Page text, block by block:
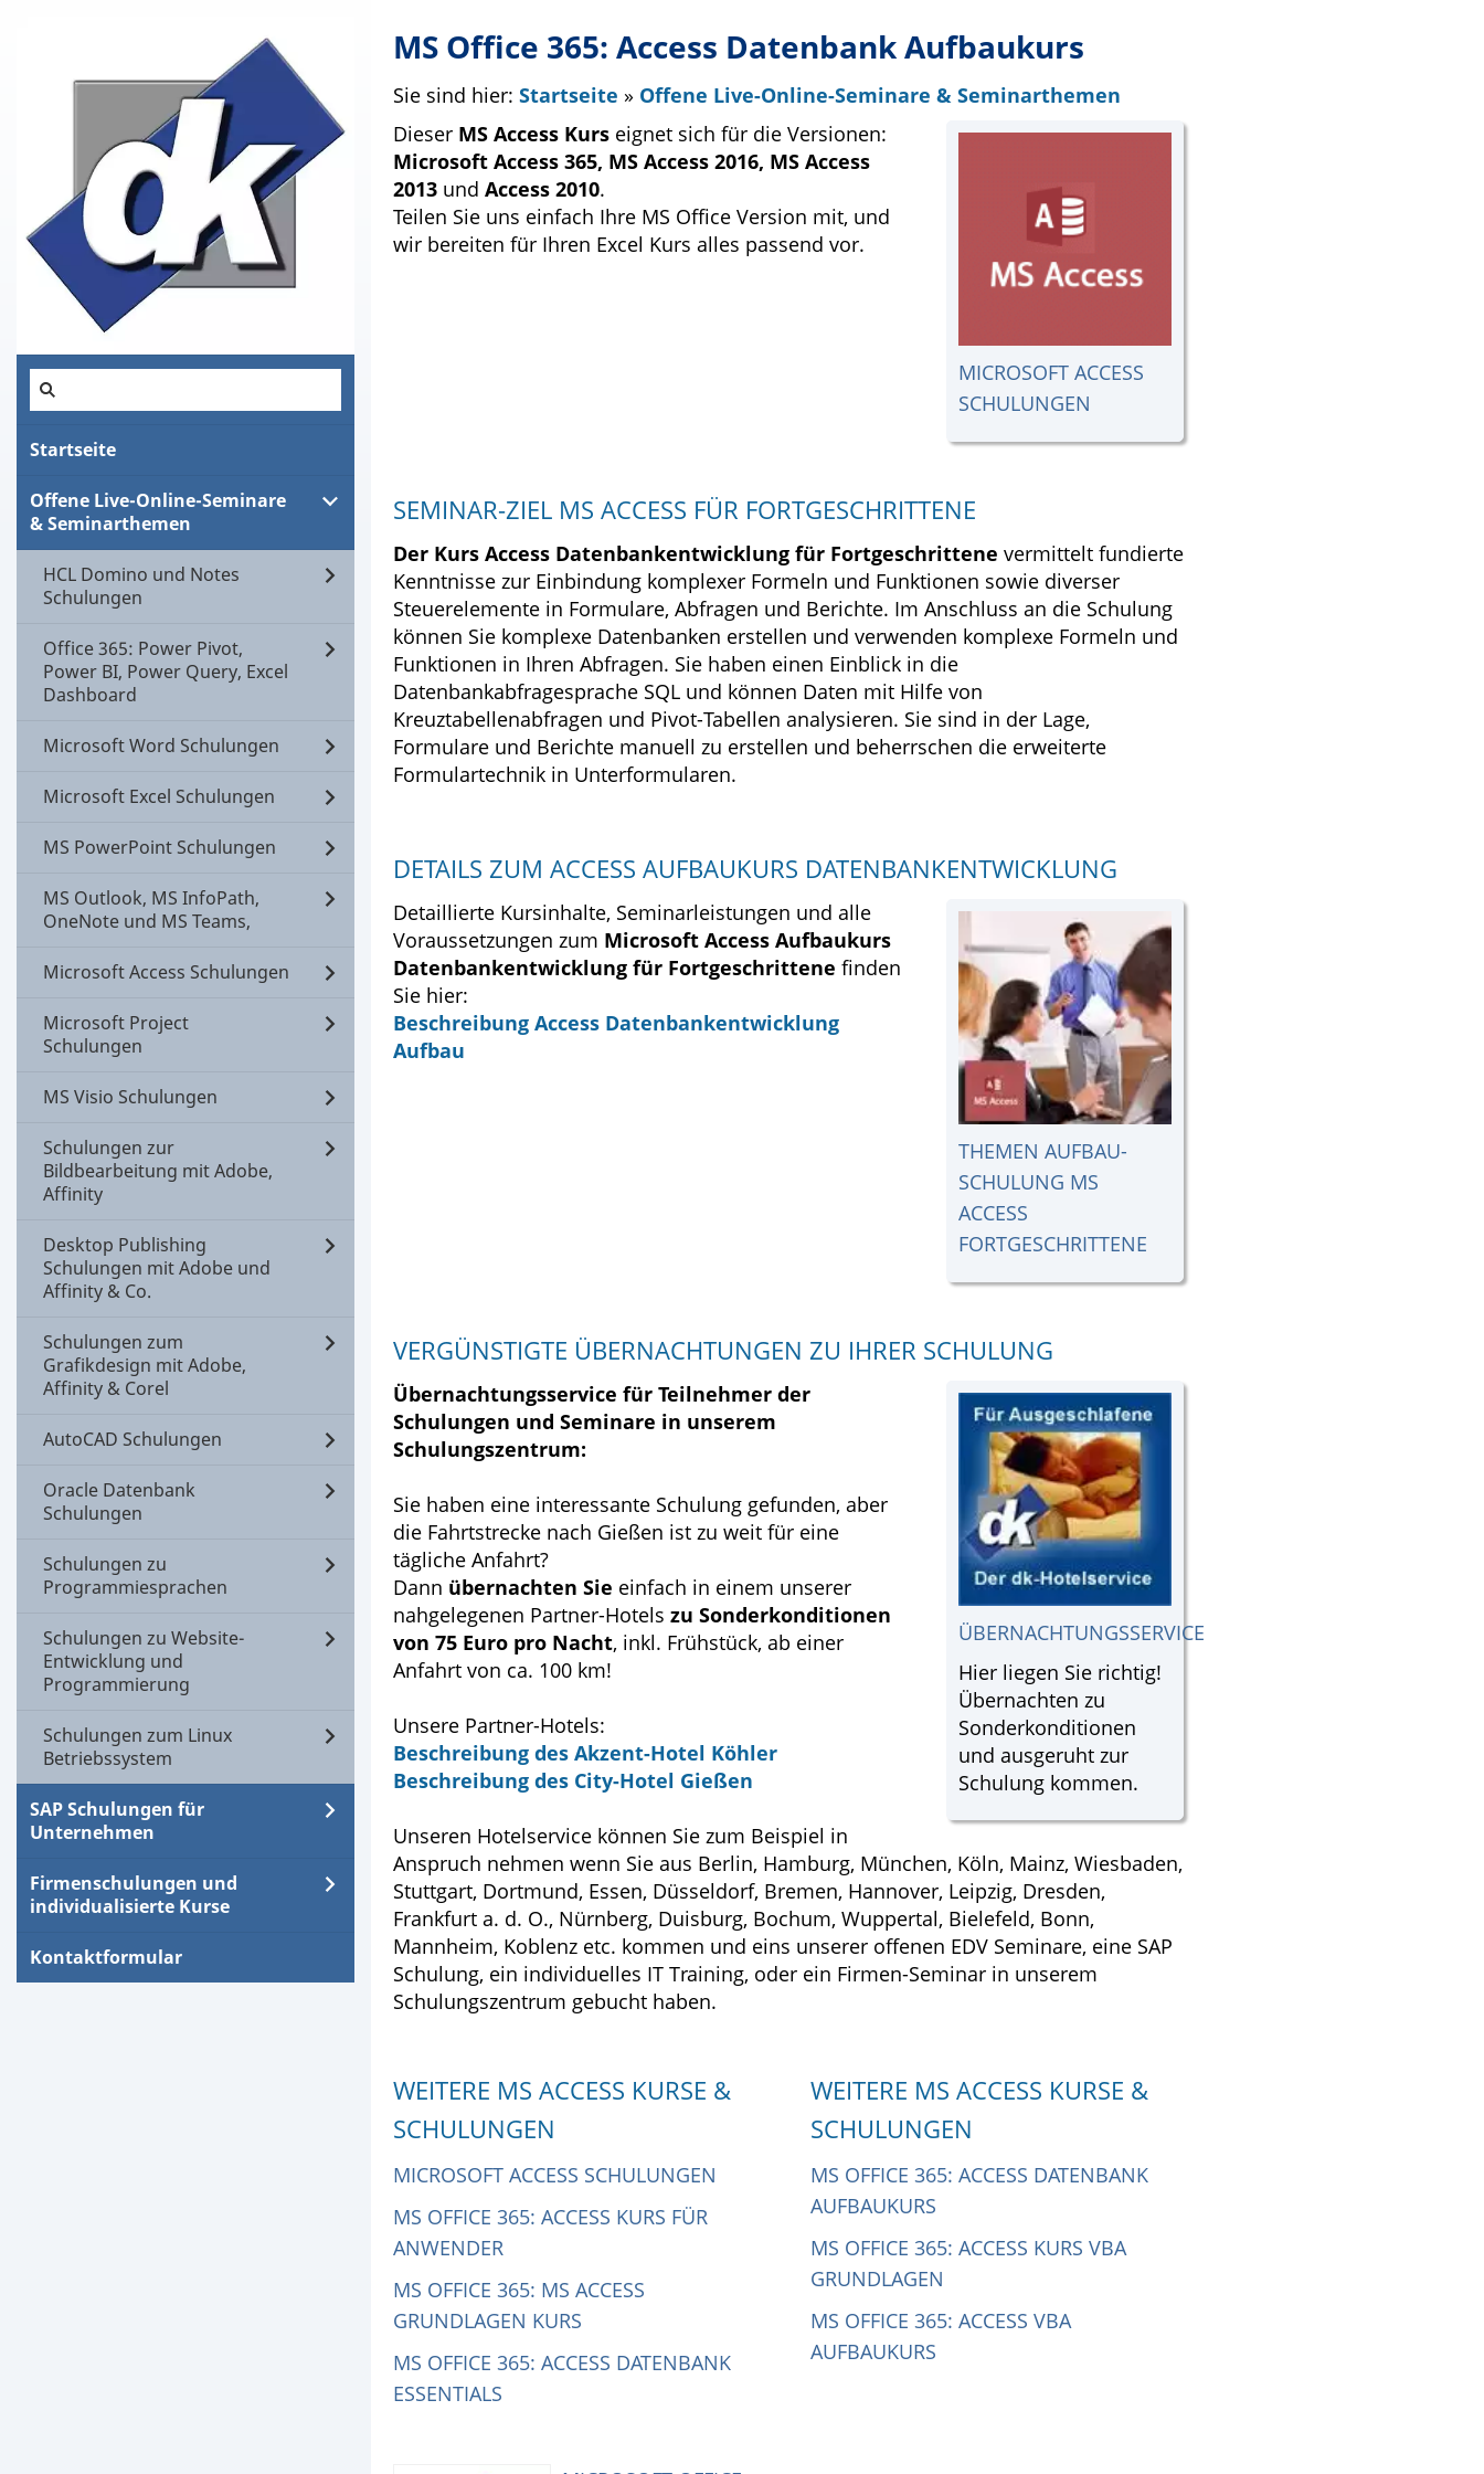
Startseite
Offene Live-Online-Seminare
& Seminarthemen
HCL Domino und Notes
Schulungen
Office 365: Power Pivot,
Power BI, Power Query, Excel
Dashboard
Microsoft Word Schulungen
Microsoft Excel Schulungen
MS PowerPoint Schulungen
MS Outlook, MS InfoPath,
OneNote und MS Teams,
Microsoft Access Schulungen
Microsoft Project
Schulungen
MS Visio Schulungen
Schulungen zur
Bildbearbeitung mit Adobe,
Affinity
Desktop Publishing
Schulungen mit Adobe und
Affinity & Co.
Schulungen zum
Grafikdesign mit Adobe,
Affinity & Corel
AutoCAD Schulungen
Oracle Datenbank
Schulungen
Schulungen zu
Programmiesprachen
Schulungen zu Website-
Entwicklung und
Programmierung
Schulungen zum Linux
Betriebssystem
SAP Schulungen für
Unternehmen
Firmenschulungen und
individualisierte Kurse
Kontaktformular
MS Office 365: Access Datenbank Aufbaukurs
Sie sind hier: Startseite » Offene Live-Online-Seminare & Seminarthemen
MICROSOFT ACCESS
SCHULUNGEN
Dieser MS Access Kurs eignet sich für die Versionen:
Microsoft Access 365, MS Access 2016, MS Access
2013 und Access 2010.
Teilen Sie uns einfach Ihre MS Office Version mit, und
wir bereiten für Ihren Excel Kurs alles passend vor.
SEMINAR-ZIEL MS ACCESS FÜR FORTGESCHRITTENE
Der Kurs Access Datenbankentwicklung für Fortgeschrittene vermittelt fundierte
Kenntnisse zur Einbindung komplexer Formeln und Funktionen sowie diverser
Steuerelemente in Formulare, Abfragen und Berichte. Im Anschluss an die Schulung
können Sie komplexe Datenbanken erstellen und verwenden komplexe Formeln und
Funktionen in Ihren Abfragen. Sie haben einen Einblick in die
Datenbankabfragesprache SQL und können Daten mit Hilfe von
Kreuztabellenabfragen und Pivot-Tabellen analysieren. Sie sind in der Lage,
Formulare und Berichte manuell zu erstellen und beherrschen die erweiterte
Formulartechnik in Unterformularen.
DETAILS ZUM ACCESS AUFBAUKURS DATENBANKENTWICKLUNG
THEMEN AUFBAU-
SCHULUNG MS
ACCESS
FORTGESCHRITTENE
Detaillierte Kursinhalte, Seminarleistungen und alle
Voraussetzungen zum Microsoft Access Aufbaukurs
Datenbankentwicklung für Fortgeschrittene finden
Sie hier:
Beschreibung Access Datenbankentwicklung
Aufbau
VERGÜNSTIGTE ÜBERNACHTUNGEN ZU IHRER SCHULUNG
ÜBERNACHTUNGSSERVICE
Hier liegen Sie richtig!
Übernachten zu
Sonderkonditionen
und ausgeruht zur
Schulung kommen.
Übernachtungsservice für Teilnehmer der
Schulungen und Seminare in unserem
Schulungszentrum:
Sie haben eine interessante Schulung gefunden, aber
die Fahrtstrecke nach Gießen ist zu weit für eine
tägliche Anfahrt?
Dann übernachten Sie einfach in einem unserer
nahgelegenen Partner-Hotels zu Sonderkonditionen
von 75 Euro pro Nacht, inkl. Frühstück, ab einer
Anfahrt von ca. 100 km!
Unsere Partner-Hotels:
Beschreibung des Akzent-Hotel Köhler
Beschreibung des City-Hotel Gießen
Unseren Hotelservice können Sie zum Beispiel in
Anspruch nehmen wenn Sie aus Berlin, Hamburg, München, Köln, Mainz, Wiesbaden,
Stuttgart, Dortmund, Essen, Düsseldorf, Bremen, Hannover, Leipzig, Dresden,
Frankfurt a. d. O., Nürnberg, Duisburg, Bochum, Wuppertal, Bielefeld, Bonn,
Mannheim, Koblenz etc. kommen und eins unserer offenen EDV Seminare, eine SAP
Schulung, ein individuelles IT Training, oder ein Firmen-Seminar in unserem
Schulungszentrum gebucht haben.
WEITERE MS ACCESS KURSE &
SCHULUNGEN
MICROSOFT ACCESS SCHULUNGEN
MS OFFICE 365: ACCESS KURS FÜR
ANWENDER
MS OFFICE 365: MS ACCESS
GRUNDLAGEN KURS
MS OFFICE 365: ACCESS DATENBANK
ESSENTIALS
WEITERE MS ACCESS KURSE &
SCHULUNGEN
MS OFFICE 365: ACCESS DATENBANK
AUFBAUKURS
MS OFFICE 365: ACCESS KURS VBA
GRUNDLAGEN
MS OFFICE 365: ACCESS VBA
AUFBAUKURS